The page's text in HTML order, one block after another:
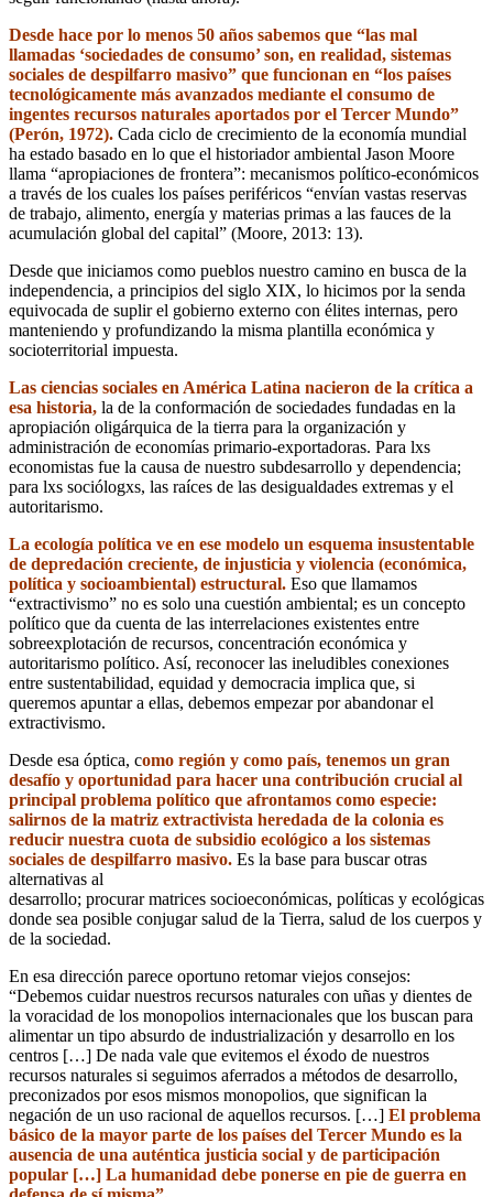
Desde hace por lo menos 50 años sabemos que “las mal
llamadas ‘sociedades de consumo’ son, en realidad, sistemas
sociales de despilfarro masivo” que funcionan en “los países
tecnológicamente más avanzados mediante el consumo de
ingentes recursos naturales aportados por el Tercer Mundo”
(Perón, 1972). Cada ciclo de crecimiento de la economía mundial
ha estado basado en lo que el historiador ambiental Jason Moore
llama “apropiaciones de frontera”: mecanismos político-económicos
a través de los cuales los países periféricos “envían vastas reservas
de trabajo, alimento, energía y materias primas a las fauces de la
acumulación global del capital” (Moore, 2013: 13).
Desde que iniciamos como pueblos nuestro camino en busca de la
independencia, a principios del siglo XIX, lo hicimos por la senda
equivocada de suplir el gobierno externo con élites internas, pero
manteniendo y profundizando la misma plantilla económica y
socioterritorial impuesta.
Las ciencias sociales en América Latina nacieron de la crítica a
esa historia, la de la conformación de sociedades fundadas en la
apropiación oligárquica de la tierra para la organización y
administración de economías primario-exportadoras. Para lxs
economistas fue la causa de nuestro subdesarrollo y dependencia;
para lxs sociólogxs, las raíces de las desigualdades extremas y el
autoritarismo.
La ecología política ve en ese modelo un esquema insustentable
de depredación creciente, de injusticia y violencia (económica,
política y socioambiental) estructural. Eso que llamamos
“extractivismo” no es solo una cuestión ambiental; es un concepto
político que da cuenta de las interrelaciones existentes entre
sobreexplotación de recursos, concentración económica y
autoritarismo político. Así, reconocer las ineludibles conexiones
entre sustentabilidad, equidad y democracia implica que, si
queremos apuntar a ellas, debemos empezar por abandonar el
extractivismo.
Desde esa óptica, como región y como país, tenemos un gran
desafío y oportunidad para hacer una contribución crucial al
principal problema político que afrontamos como especie:
salirnos de la matriz extractivista heredada de la colonia es
reducir nuestra cuota de subsidio ecológico a los sistemas
sociales de despilfarro masivo. Es la base para buscar otras
alternativas al
desarrollo; procurar matrices socioeconómicas, políticas y ecológicas
donde sea posible conjugar salud de la Tierra, salud de los cuerpos y
de la sociedad.
En esa dirección parece oportuno retomar viejos consejos:
“Debemos cuidar nuestros recursos naturales con uñas y dientes de
la voracidad de los monopolios internacionales que los buscan para
alimentar un tipo absurdo de industrialización y desarrollo en los
centros […] De nada vale que evitemos el éxodo de nuestros
recursos naturales si seguimos aferrados a métodos de desarrollo,
preconizados por esos mismos monopolios, que significan la
negación de un uso racional de aquellos recursos. […] El problema
básico de la mayor parte de los países del Tercer Mundo es la
ausencia de una auténtica justicia social y de participación
popular […] La humanidad debe ponerse en pie de guerra en